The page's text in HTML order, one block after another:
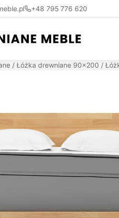
+48 795 776 620
/ Łóżka drewniane 90x200 /